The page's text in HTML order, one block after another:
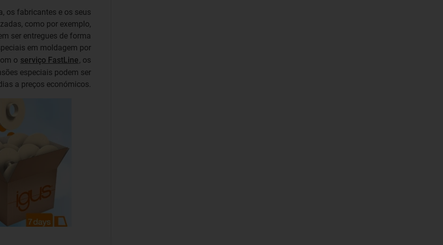
os fabricantes e os seus
como por exemplo,
ser entregues de forma
em moldagem por
o serviço FastLine, os
especiais podem ser
a preços económicos.